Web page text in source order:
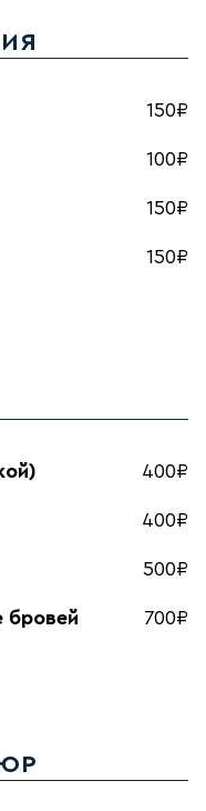
150₽
100₽
150₽
150₽
400₽
400₽
500₽
бровей 700₽